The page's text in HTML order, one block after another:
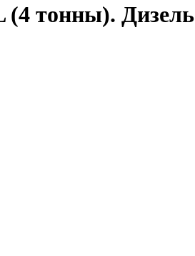
(4 тонны). Дизель